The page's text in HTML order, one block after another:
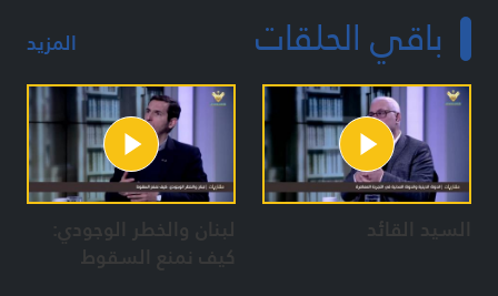
باقي الحلقات المزيد
السيد القائد لبنان والخطر الوجودي:
كيف نمنع السقوط